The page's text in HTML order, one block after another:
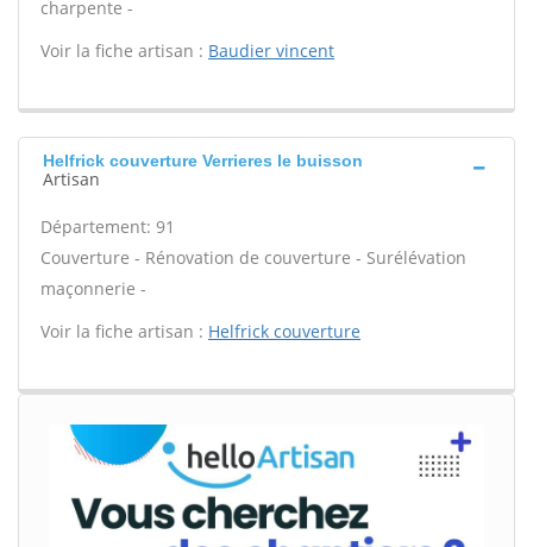
charpente -
Voir la fiche artisan : Baudier vincent
Helfrick couverture Verrieres le buisson
Artisan
Département: 91
Couverture - Rénovation de couverture - Surélévation
maçonnerie -
Voir la fiche artisan : Helfrick couverture